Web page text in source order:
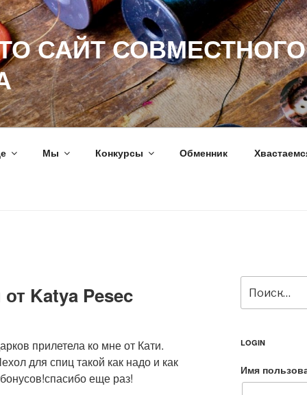
САЙТ СОВМЕСТНОГО
Мы Конкурсы Обменник
Katya Pesec
прилетела ко мне от Кати.
для спиц такой как надо и как
еще раз!
LOGIN
Имя